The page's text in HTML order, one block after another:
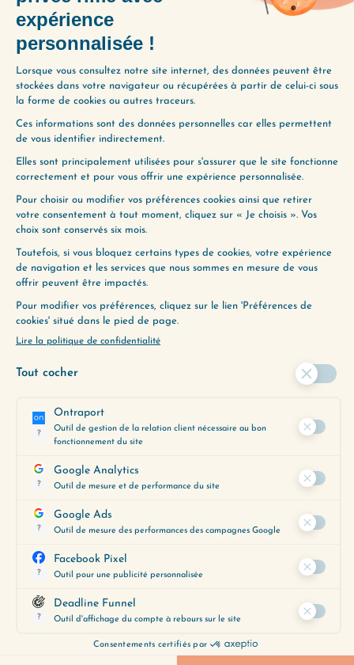
Si vous êtes souvent heurté·e par les critiques de
votre entourage — ou de parfaits inconnus — j’ai
préparé cet épisode pour vous ! Aujourd’hui,…
Lire plus
L’indépendance émotionnelle, ça consiste à
assumer à 100% la responsabilité de ses
émotions, de comment on se sent. Et ça, c’est
une prise de…Lire plus